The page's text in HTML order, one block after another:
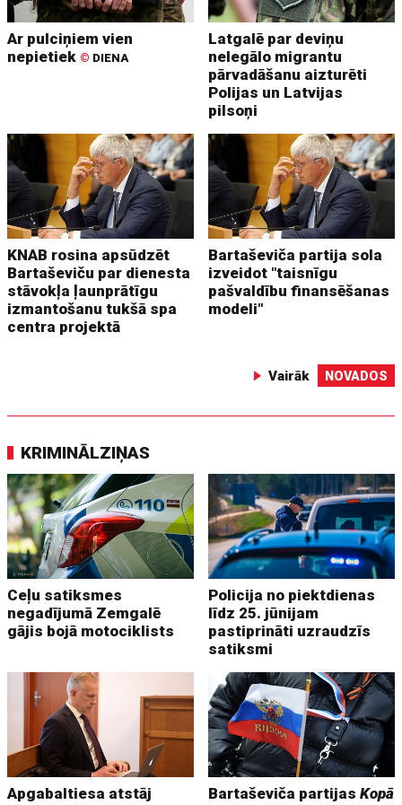
Ar pulciņiem vien
nepietiek © DIENA
Latgalē par deviņu
nelegālo migrantu
pārvadāšanu aizturēti
Polijas un Latvijas
pilsoņi
KNAB rosina apsūdzēt
Bartaševiču par dienesta
stāvokļa ļaunprātīgu
izmantošanu tukšā spa
centra projektā
Bartaševiča partija sola
izveidot "taisnīgu
pašvaldību finansēšanas
modeli"
Vairāk NOVADOS
KRIMINĀLZIŅAS
Ceļu satiksmes
negadījumā Zemgalē
gājis bojā motociklists
Policija no piektdienas
līdz 25. jūnijam
pastiprināti uzraudzīs
satiksmi
Apgabaltiesa atstāj
Bartaševiča partijasKopā